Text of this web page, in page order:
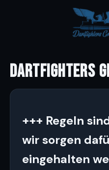
DARTFIGHTERS
+++ Regeln
wir sorgen
eingehalten